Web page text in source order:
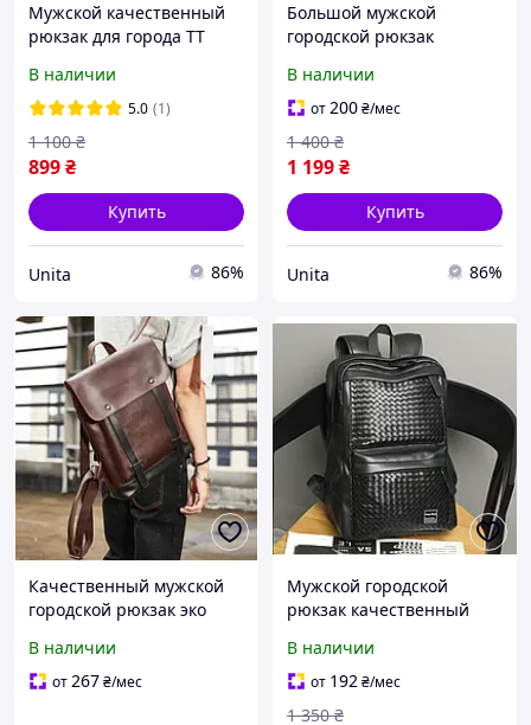
Мужской качественный
рюкзак для города TT
В наличии
5.0 (1)
899₴
1 100 ₴
Купить
Unita 86%
Большой мужской
городской рюкзак
В наличии
от200₴/мес
1 199₴
1 400 ₴
Купить
Unita 86%
Качественный мужской
городской рюкзак эко
В наличии
от267₴/мес
Мужской городской
рюкзак качественный
"Wr"
В наличии
от 192₴/мес
1 350 ₴